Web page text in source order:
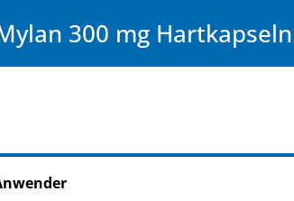
300 mg Hartkapseln